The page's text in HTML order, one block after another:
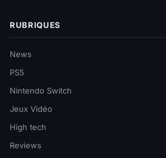
RUBRIQUES
News
PS5
Nintendo Switch
Jeux Vidéo
High tech
Reviews